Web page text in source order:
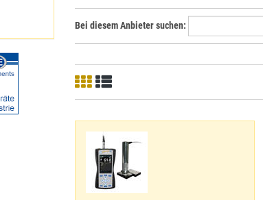
Bei diesem Anbieter suchen: